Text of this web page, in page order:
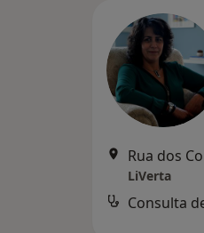
LiVerta
Consulta